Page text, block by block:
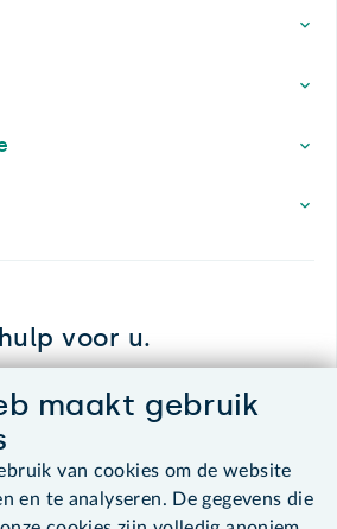
voor u.
maakt gebruik
van cookies om de website
en te analyseren. De gegevens die